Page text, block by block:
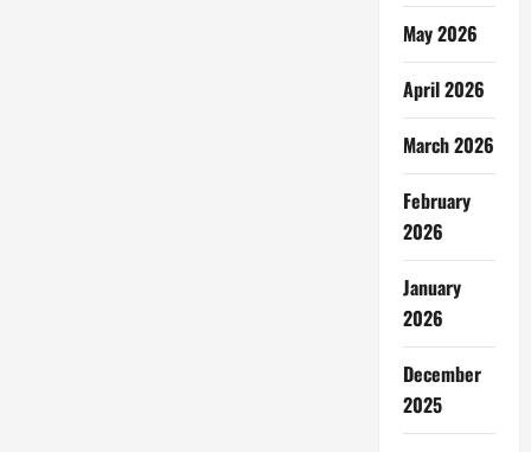
May 2026
April 2026
March 2026
February
2026
January
2026
December
2025